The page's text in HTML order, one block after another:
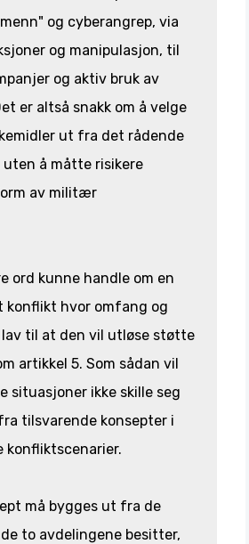
og cyberangrep, via
og manipulasjon, til
og aktiv bruk av
er altså snakk om å velge
ut fra det rådende
å måtte risikere
av militær
ord kunne handle om en
hvor omfang og
til at den vil utløse støtte
artikkel 5. Som sådan vil
situasjoner ikke skille seg
tilsvarende konsepter i
konfliktscenarier.
må bygges ut fra de
to avdelingene besitter,